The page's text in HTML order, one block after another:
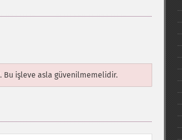
. Bu işleve asla güvenilmemelidir.